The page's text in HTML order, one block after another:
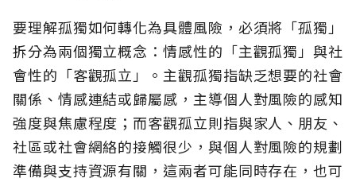
要理解孤獨如何轉化為具體風險，必須將「孤獨」
拆分為兩個獨立概念：情感性的「主觀孤獨」與社
會性的「客觀孤立」。主觀孤獨指缺乏想要的社會
關係、情感連結或歸屬感，主導個人對風險的感知
強度與焦慮程度；而客觀孤立則指與家人、朋友、
社區或社會網絡的接觸很少，與個人對風險的規劃
準備與支持資源有關，這兩者可能同時存在，也可